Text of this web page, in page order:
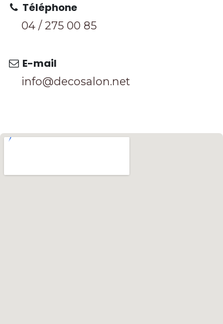
Téléphone
04 / 275 00 85
E-mail
info@decosalon.net